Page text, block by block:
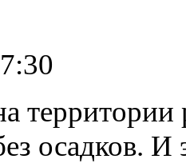
осадков.